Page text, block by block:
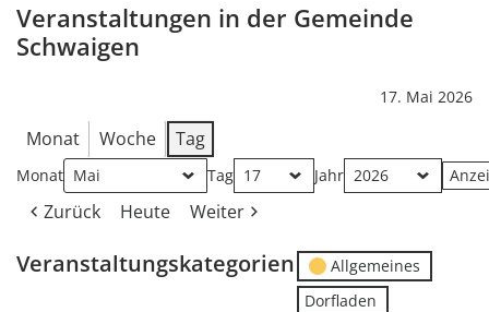
Veranstaltungen in der Gemeinde
Schwaigen
17. Mai 2026
Monat Woche Tag
Monat Tag Jahr
Zurück Heute Weiter
Veranstaltungskategorien
Allgemeines
Dorfladen